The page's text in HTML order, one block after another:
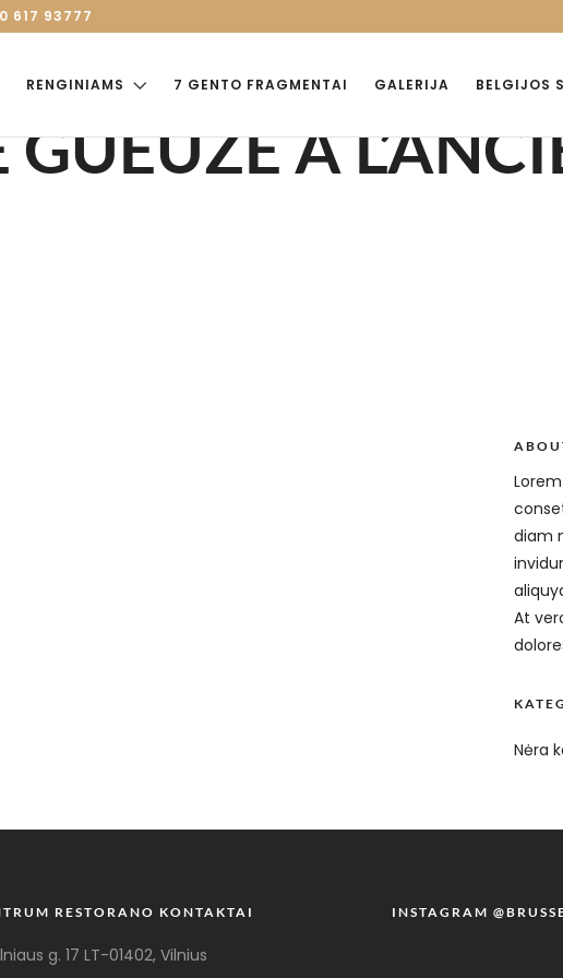
617 93777
RENGINIAMS 7 GENTO FRAGMENTAI GALERIJA BELGIJOS
A
diam
At
Nėra
RESTORANO KONTAKTAI
g. 17 LT-01402, Vilnius
INSTAGRAM